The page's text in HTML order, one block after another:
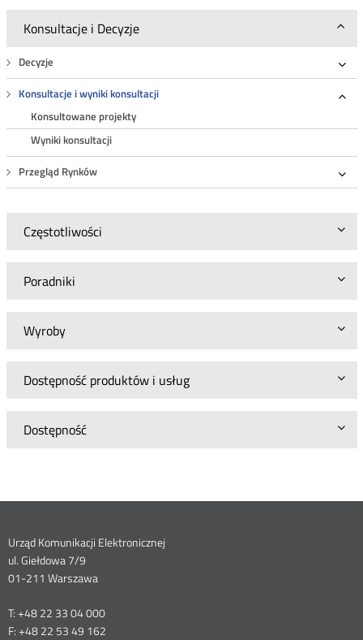
Konsultacje i Decyzje
Decyzje
Konsultacje i wyniki konsultacji
Konsultowane projekty
Wyniki konsultacji
Przegląd Rynków
Częstotliwości
Poradniki
Wyroby
Dostępność produktów i usług
Dostępność
Dane
kontaktowe
Urząd Komunikacji Elektronicznej
ul. Giełdowa 7/9
01-211 Warszawa
T: +48 22 33 04 000
F: +48 22 53 49 162